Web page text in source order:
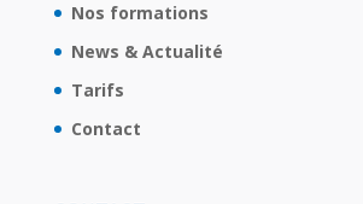
Nos formations
News & Actualité
Tarifs
Contact